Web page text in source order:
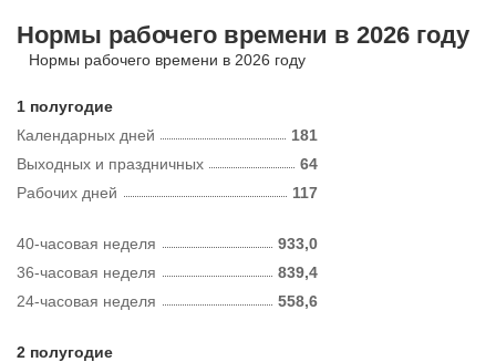
Нормы рабочего времени в 2026 году
Нормы рабочего времени в 2026 году
1 полугодие
Календарных дней
181
Рабочих дней 117
Выходных и праздничных 64
40-часовая неделя
933,0
36-часовая неделя
839,4
24-часовая неделя
558,6
2 полугодие